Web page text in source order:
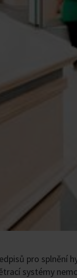
pro splnění
systémy